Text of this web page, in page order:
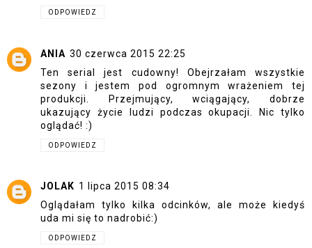
ODPOWIEDZ
ANIA 30 czerwca 2015 22:25
Ten serial jest cudowny! Obejrzałam wszystkie
sezony i jestem pod ogromnym wrażeniem tej
produkcji. Przejmujący, wciągający, dobrze
ukazujący życie ludzi podczas okupacji. Nic tylko
oglądać! :)
ODPOWIEDZ
JOLAK 1 lipca 2015 08:34
Oglądałam tylko kilka odcinków, ale może kiedyś
uda mi się to nadrobić:)
ODPOWIEDZ